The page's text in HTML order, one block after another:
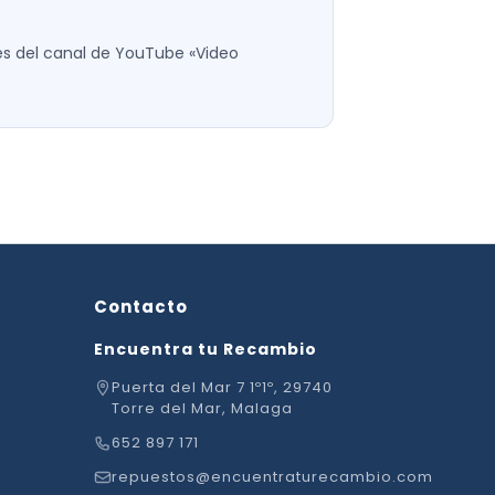
del canal de YouTube «Video
Contacto
Encuentra tu Recambio
Puerta del Mar 7 1º1º, 29740
Torre del Mar, Malaga
652 897 171
repuestos@encuentraturecambio.com